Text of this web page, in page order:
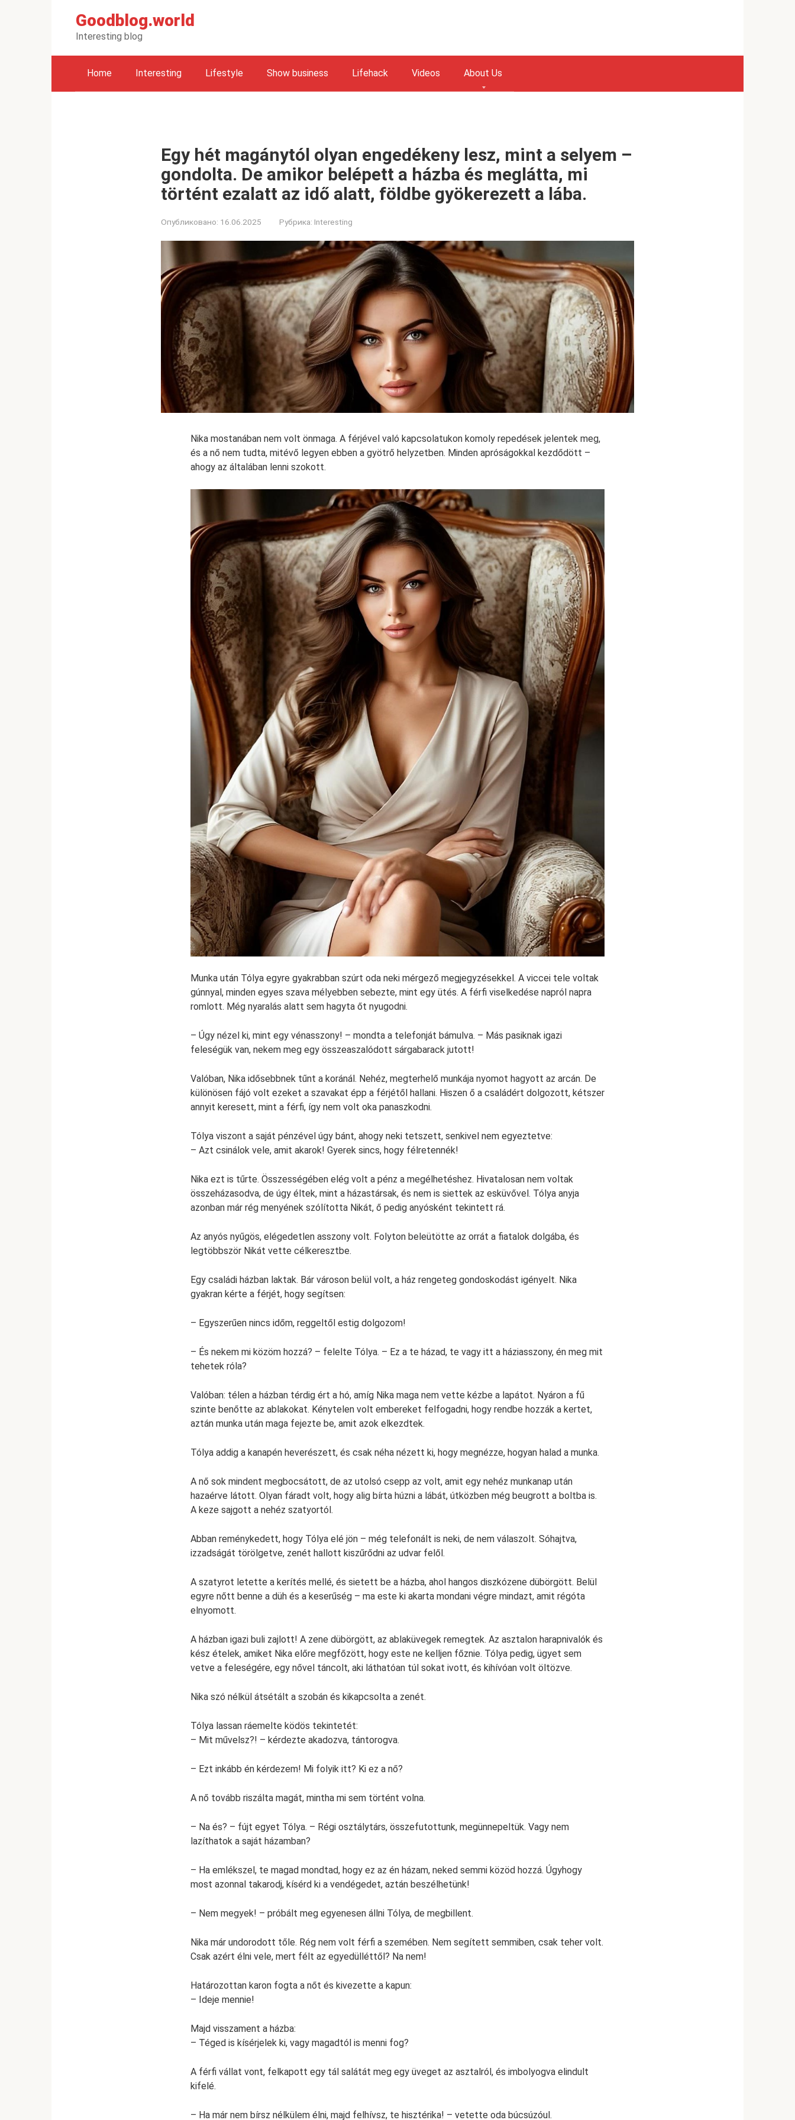
Goodblog.world
Interesting blog
Home Interesting Lifestyle Show business Lifehack Videos About Us
Egy hét magánytól olyan engedékeny lesz, mint a selyem –
gondolta. De amikor belépett a házba és meglátta, mi
történt ezalatt az idő alatt, földbe gyökerezett a lába.
Опубликовано: 16.06.2025 Рубрика: Interesting
Nika mostanában nem volt önmaga. A férjével való kapcsolatukon komoly repedések jelentek meg,
és a nő nem tudta, mitévő legyen ebben a gyötrő helyzetben. Minden apróságokkal kezdődött –
ahogy az általában lenni szokott.
Munka után Tólya egyre gyakrabban szúrt oda neki mérgező megjegyzésekkel. A viccei tele voltak
gúnnyal, minden egyes szava mélyebben sebezte, mint egy ütés. A férfi viselkedése napról napra
romlott. Még nyaralás alatt sem hagyta őt nyugodni.
– Úgy nézel ki, mint egy vénasszony! – mondta a telefonját bámulva. – Más pasiknak igazi
feleségük van, nekem meg egy összeaszalódott sárgabarack jutott!
Valóban, Nika idősebbnek tűnt a koránál. Nehéz, megterhelő munkája nyomot hagyott az arcán. De
különösen fájó volt ezeket a szavakat épp a férjétől hallani. Hiszen ő a családért dolgozott, kétszer
annyit keresett, mint a férfi, így nem volt oka panaszkodni.
Tólya viszont a saját pénzével úgy bánt, ahogy neki tetszett, senkivel nem egyeztetve:
– Azt csinálok vele, amit akarok! Gyerek sincs, hogy félretennék!
Nika ezt is tűrte. Összességében elég volt a pénz a megélhetéshez. Hivatalosan nem voltak
összeházasodva, de úgy éltek, mint a házastársak, és nem is siettek az esküvővel. Tólya anyja
azonban már rég menyének szólította Nikát, ő pedig anyósként tekintett rá.
Az anyós nyűgös, elégedetlen asszony volt. Folyton beleütötte az orrát a fiatalok dolgába, és
legtöbbször Nikát vette célkeresztbe.
Egy családi házban laktak. Bár városon belül volt, a ház rengeteg gondoskodást igényelt. Nika
gyakran kérte a férjét, hogy segítsen:
– Egyszerűen nincs időm, reggeltől estig dolgozom!
– És nekem mi közöm hozzá? – felelte Tólya. – Ez a te házad, te vagy itt a háziasszony, én meg mit
tehetek róla?
Valóban: télen a házban térdig ért a hó, amíg Nika maga nem vette kézbe a lapátot. Nyáron a fű
szinte benőtte az ablakokat. Kénytelen volt embereket felfogadni, hogy rendbe hozzák a kertet,
aztán munka után maga fejezte be, amit azok elkezdtek.
Tólya addig a kanapén heverészett, és csak néha nézett ki, hogy megnézze, hogyan halad a munka.
A nő sok mindent megbocsátott, de az utolsó csepp az volt, amit egy nehéz munkanap után
hazaérve látott. Olyan fáradt volt, hogy alig bírta húzni a lábát, útközben még beugrott a boltba is.
A keze sajgott a nehéz szatyortól.
Abban reménykedett, hogy Tólya elé jön – még telefonált is neki, de nem válaszolt. Sóhajtva,
izzadságát törölgetve, zenét hallott kiszűrődni az udvar felől.
A szatyrot letette a kerítés mellé, és sietett be a házba, ahol hangos diszkózene dübörgött. Belül
egyre nőtt benne a düh és a keserűség – ma este ki akarta mondani végre mindazt, amit régóta
elnyomott.
A házban igazi buli zajlott! A zene dübörgött, az ablaküvegek remegtek. Az asztalon harapnivalók és
kész ételek, amiket Nika előre megfőzött, hogy este ne kelljen főznie. Tólya pedig, ügyet sem
vetve a feleségére, egy nővel táncolt, aki láthatóan túl sokat ivott, és kihívóan volt öltözve.
Nika szó nélkül átsétált a szobán és kikapcsolta a zenét.
Tólya lassan ráemelte ködös tekintetét:
– Mit művelsz?! – kérdezte akadozva, tántorogva.
– Ezt inkább én kérdezem! Mi folyik itt? Ki ez a nő?
A nő tovább riszálta magát, mintha mi sem történt volna.
– Na és? – fújt egyet Tólya. – Régi osztálytárs, összefutottunk, megünnepeltük. Vagy nem
lazíthatok a saját házamban?
– Ha emlékszel, te magad mondtad, hogy ez az én házam, neked semmi közöd hozzá. Úgyhogy
most azonnal takarodj, kísérd ki a vendégedet, aztán beszélhetünk!
– Nem megyek! – próbált meg egyenesen állni Tólya, de megbillent.
Nika már undorodott tőle. Rég nem volt férfi a szemében. Nem segített semmiben, csak teher volt.
Csak azért élni vele, mert félt az egyedülléttől? Na nem!
Határozottan karon fogta a nőt és kivezette a kapun:
– Ideje mennie!
Majd visszament a házba:
– Téged is kísérjelek ki, vagy magadtól is menni fog?
A férfi vállat vont, felkapott egy tál salátát meg egy üveget az asztalról, és imbolyogva elindult
kifelé.
– Ha már nem bírsz nélkülem élni, majd felhívsz, te hisztérika! – vetette oda búcsúzóul.